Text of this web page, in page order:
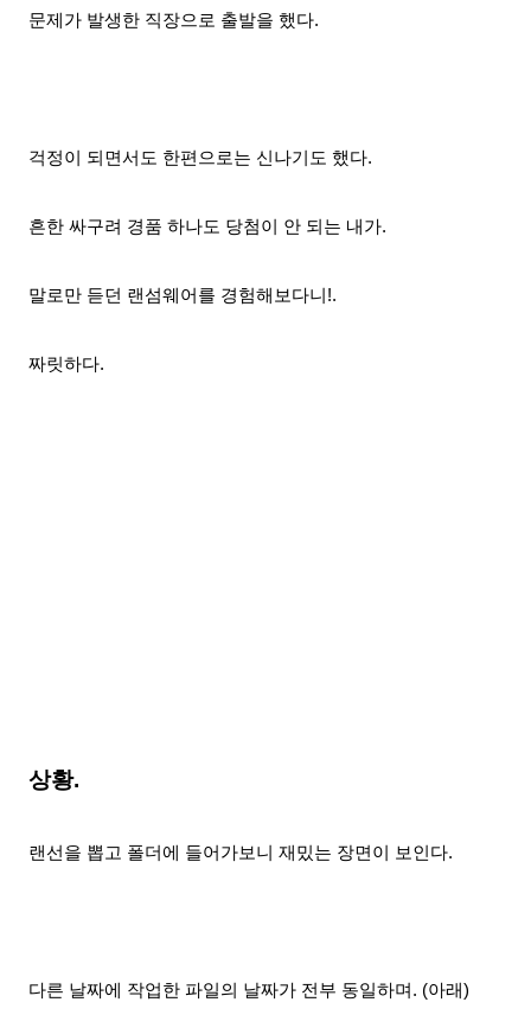
문제가 발생한 직장으로 출발을 했다.
걱정이 되면서도 한편으로는 신나기도 했다.
흔한 싸구려 경품 하나도 당첨이 안 되는 내가.
말로만 듣던 랜섬웨어를 경험해보다니!.
짜릿하다.
상황.
랜선을 뽑고 폴더에 들어가보니 재밌는 장면이 보인다.
다른 날짜에 작업한 파일의 날짜가 전부 동일하며 . (아래)